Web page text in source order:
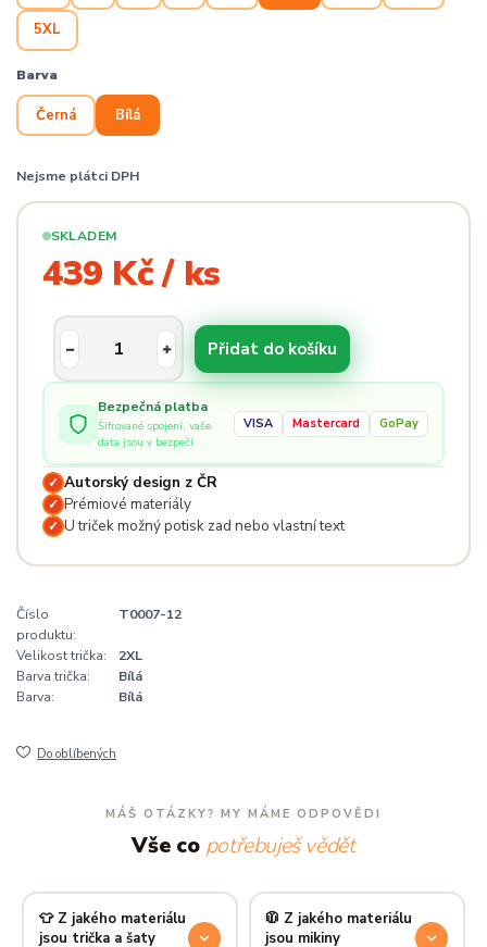
5XL
Barva
Černá Bílá
Nejsme plátci DPH
SKLADEM
439 Kč / ks
Přidat do košíku
Bezpečná platba
Šifrované spojení, vaše
data jsou v bezpečí
VISA Mastercard GoPay
✓ Autorský design z ČR
✓ Prémiové materiály
✓ U triček možný potisk zad nebo vlastní text
Číslo
produktu:
T0007-12
Velikost trička:
2XL
Barva trička:
Bílá
Barva:
Bílá
Do oblíbených
MÁŠ OTÁZKY? MY MÁME ODPOVĚDI
Vše co potřebuješ vědět
👕 Z jakého materiálu
jsou trička a šaty
🧥 Z jakého materiálu
jsou mikiny